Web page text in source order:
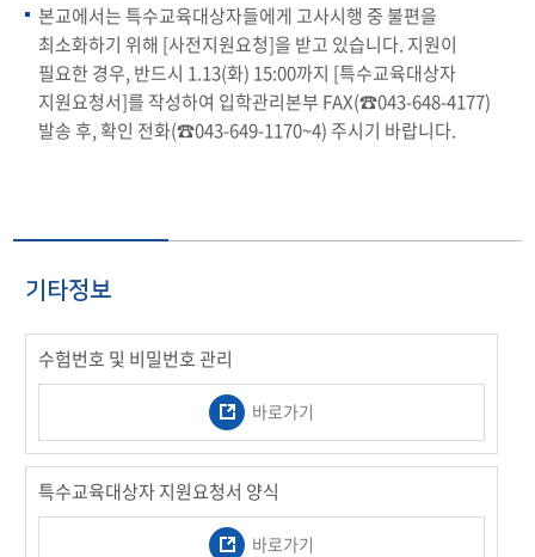
본교에서는 특수교육대상자들에게 고사시행 중 불편을
최소화하기 위해 [사전지원요청]을 받고 있습니다. 지원이
필요한 경우, 반드시 1.13(화) 15:00까지 [특수교육대상자
지원요청서]를 작성하여 입학관리본부 FAX(☎043-648-4177)
발송 후, 확인 전화(☎043-649-1170~4) 주시기 바랍니다.
기타정보
수험번호 및 비밀번호 관리
바로가기
특수교육대상자 지원요청서 양식
바로가기